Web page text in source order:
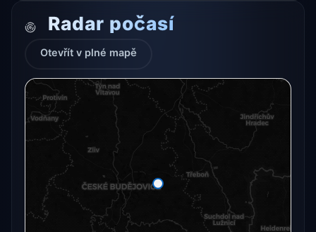
Radar počasí
Otevřít v plné mapě
Radarový snímek momentálně není dostupný.
Otevřít v plné mapě
Zkusit znovu
Otevřít v plné mapě →